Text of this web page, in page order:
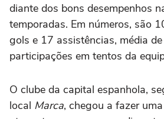
diante dos bons desempenhos
temporadas. Em números, são
gols e 17 assistências, média
participações em tentos da
O clube da capital espanhola,
local Marca, chegou a fazer